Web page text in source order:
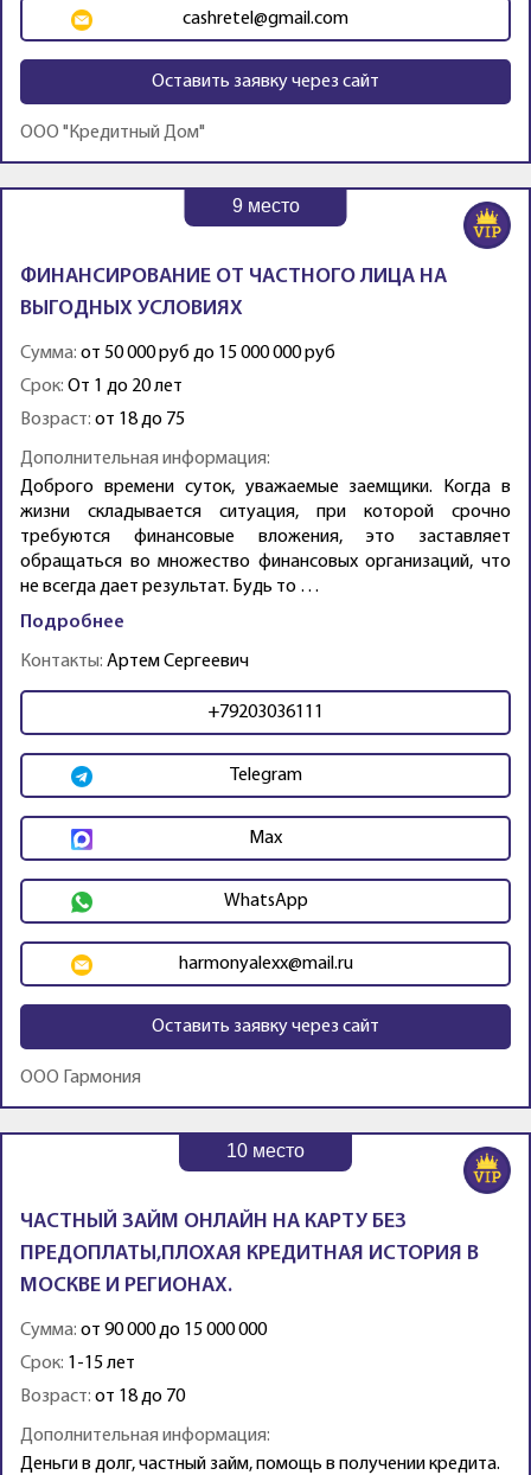
cashretel@gmail.com
Оставить заявку через сайт
ООО "Кредитный Дом"
9место
ФИНАНСИРОВАНИЕ ОТ ЧАСТНОГО ЛИЦА НА
ВЫГОДНЫХ УСЛОВИЯХ
Сумма: от 50 000 руб до 15 000 000 руб
Срок: От 1 до 20 лет
Возраст: от 18 до 75
Дополнительная информация:
Доброго времени суток, уважаемые заемщики. Когда в
жизни складывается ситуация, при которой срочно
требуются финансовые вложения, это заставляет
обращаться во множество финансовых организаций, что
не всегда дает результат. Будь то …
Подробнее
Контакты: Артем Сергеевич
+79203036111
Telegram
Max
WhatsApp
harmonyalexx@mail.ru
Оставить заявку через сайт
ООО Гармония
10 место
ЧАСТНЫЙ ЗАЙМ ОНЛАЙН НА КАРТУ БЕЗ
ПРЕДОПЛАТЫ,ПЛОХАЯ КРЕДИТНАЯ ИСТОРИЯ В
МОСКВЕ И РЕГИОНАХ.
Сумма: от 90 000 до 15 000 000
Срок: 1-15 лет
Возраст: от 18 до 70
Дополнительная информация:
Деньги в долг, частный займ, помощь в получении кредита.